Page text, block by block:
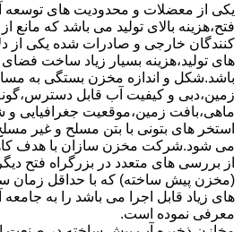
یکی از معضلات و محدودیت های توسعه
فتح،هزینه بالای تولید می باشد که مانع
کنندگان خارجی و صادرات شده یکی از
های تولید،هزینه بسیار زیاد ساخت
باشد.شکل و اندازه مخزن بستگی به
زمین،دبی و کیفیت آب قابل
ماهی،بافت زمین،موقعیت جغرافیایی و
استخر های بتونی با بتن مسلح و غیر
می شود.شرکت مخزن سازان با هدف
از بررسی های متعدد در بزرگراه فتح
(مخزن پیش ساخته) که با حداقل زمان
های زیاد قابل اجرا می باشد را به
معرفی نموده است.